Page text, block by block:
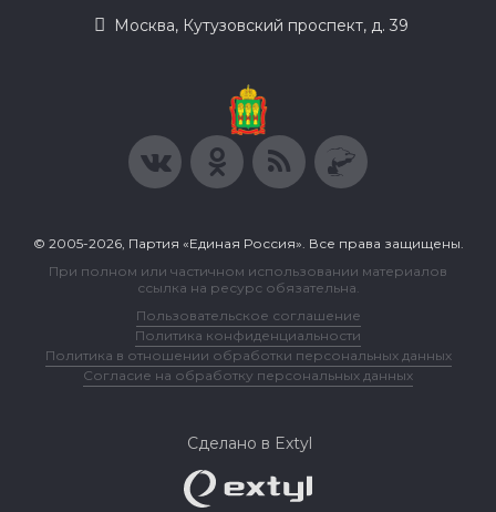
Москва, Кутузовский проспект, д. 39
© 2005-2026, Партия «Единая Россия». Все права защищены.
При полном или частичном использовании материалов
ссылка на ресурс обязательна.
Пользовательское соглашение
Политика конфиденциальности
Политика в отношении обработки персональных данных
Согласие на обработку персональных данных
Сделано в Extyl